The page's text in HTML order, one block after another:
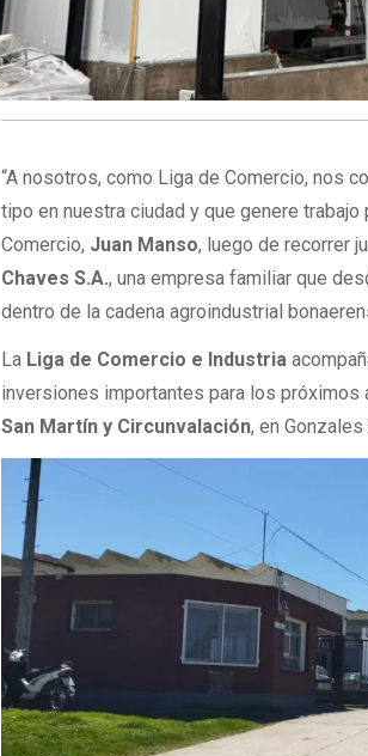
“A nosotros, como Liga de Comercio, nos
tipo en nuestra ciudad y que genere
Comercio, Juan Manso, luego de recorrer
Chaves S.A., una empresa familiar que
dentro de la cadena agroindustrial
La Liga de Comercio e Industria
inversiones importantes para los próximos
San Martín y Circunvalación, en Gonzales